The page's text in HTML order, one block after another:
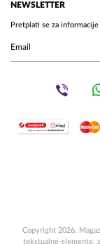
NEWSLETTER
Pretplati se za
Copyright 2026.
tekstualne elemente,